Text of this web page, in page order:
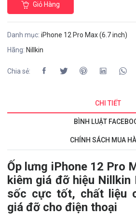
Giỏ Hàng
Danh mục: iPhone 12 Pro Max (6.7 inch)
Hãng: Nillkin
Chia sẻ:
CHI TIẾT
BÌNH LUẬT
CHÍNH SÁCH MUA
Ốp lưng iPhone 12 Pro
kiêm giá đỡ hiệu Nillkin
sốc cực tốt, chất liệu
giá đỡ cho điện thoại